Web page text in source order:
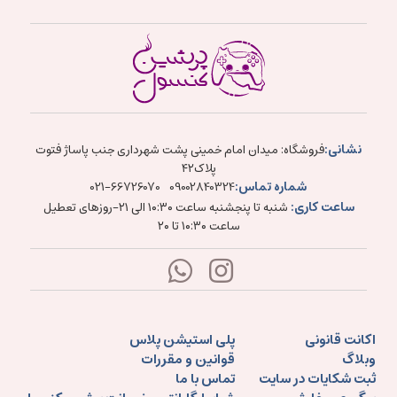
نشانی:فروشگاه: میدان امام خمینی پشت شهرداری جنب پاساژ فتوت
پلاک۴۲
شماره تماس:09002840324
021-66726070
ساعت کاری:
شنبه تا پنجشنبه ساعت ۱۰:۳۰ الی ۲۱-روزهای تعطیل
ساعت ۱۰:۳۰ تا ۲۰
اکانت قانونی
پلی استیشن پلاس
وبلاگ
قوانین و مقررات
ثبت شکایات در سایت
تماس با ما